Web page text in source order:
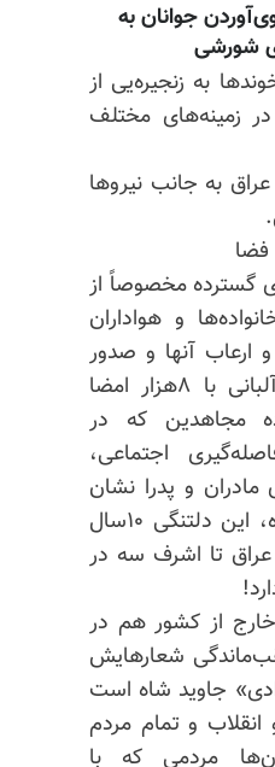
جوانان به
شورشی
به زنجیره‌یی از
زمینه‌های مختلف
به جانب نیروها
فضا
گسترده مخصوصاً از
‌و هواداران
آنها و صدور
سیرک و مزدور به آلبانی با ۸هزار امضا
مجاهدین که در
اجتماعی،
و پدرا نشان
در اشرف‌۳ تنگ شده، این دلتنگی ۱۰‌سال
تا اشرف سه در
از کشور هم در
شعارهایش
«۲۸مردادی» جاوید شاه است
و تمام مردم
مردمی که با